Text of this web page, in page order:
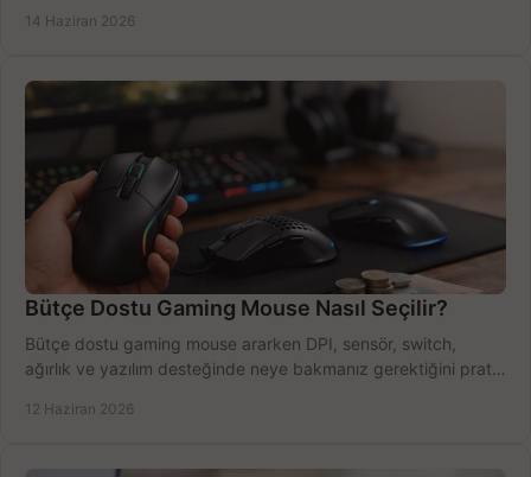
14 Haziran 2026
Bütçe Dostu Gaming Mouse Nasıl Seçilir?
Bütçe dostu gaming mouse ararken DPI, sensör, switch,
ağırlık ve yazılım desteğinde neye bakmanız gerektiğini pratik
12 Haziran 2026